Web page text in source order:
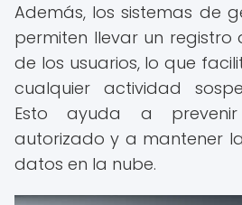
Además, los sistemas de
permiten llevar un registro
de los usuarios, lo que
cualquier actividad
Esto ayuda a
autorizado y a mantener
datos en la nube.